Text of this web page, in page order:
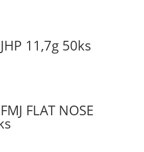
11,7g 50ks
FLAT NOSE